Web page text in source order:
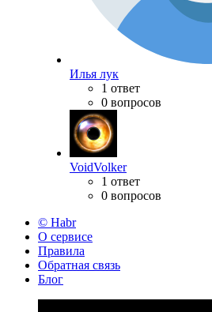
Илья лук
1 ответ
0 вопросов
VoidVolker
1 ответ
0 вопросов
© Habr
О сервисе
Правила
Обратная связь
Блог